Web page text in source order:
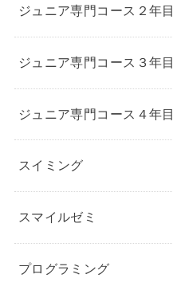
ジュニア専門コース２年目
ジュニア専門コース３年目
ジュニア専門コース４年目
スイミング
スマイルゼミ
プログラミング